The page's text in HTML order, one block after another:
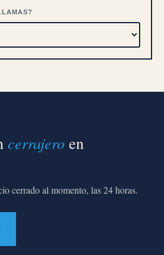
cerrajero en
cerrado al momento, las 24 horas.